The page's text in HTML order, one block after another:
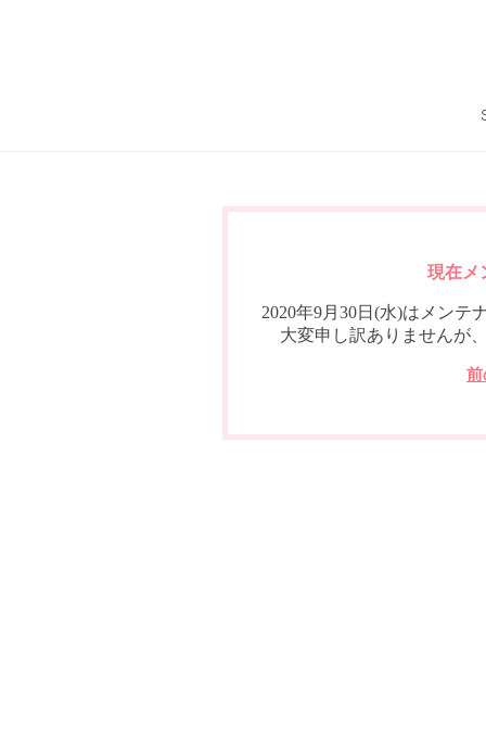
現在メ
2020年9月30日(水)はメンテ
大変申し訳ありませんが
前